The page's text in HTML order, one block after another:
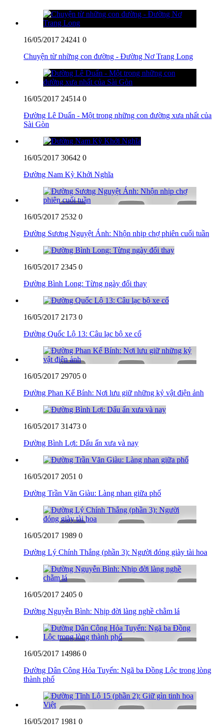
16/05/2017 24241 0
Chuyện từ những con đường - Đường Nơ Trang Long
16/05/2017 24514 0
Đường Lê Duẩn - Một trong những con đường xưa nhất của
Sài Gòn
16/05/2017 30642 0
Đường Nam Kỳ Khởi Nghĩa
16/05/2017 2532 0
Đường Sương Nguyệt Ánh: Nhộn nhịp chợ phiên cuối tuần
16/05/2017 2345 0
Đường Bình Long: Từng ngày đổi thay
16/05/2017 2173 0
Đường Quốc Lộ 13: Câu lạc bộ xe cổ
16/05/2017 29705 0
Đường Phan Kế Bính: Nơi lưu giữ những kỷ vật điện ảnh
16/05/2017 31473 0
Đường Bình Lợi: Dấu ấn xưa và nay
16/05/2017 2051 0
Đường Trần Văn Giàu: Làng nhan giữa phố
16/05/2017 1989 0
Đường Lý Chính Thắng (phần 3): Người đóng giày tài hoa
16/05/2017 2405 0
Đường Nguyễn Bình: Nhịp đời làng nghề chằm lá
16/05/2017 14986 0
Đường Dân Công Hỏa Tuyến: Ngã ba Đồng Lộc trong lòng
thành phố
16/05/2017 1981 0